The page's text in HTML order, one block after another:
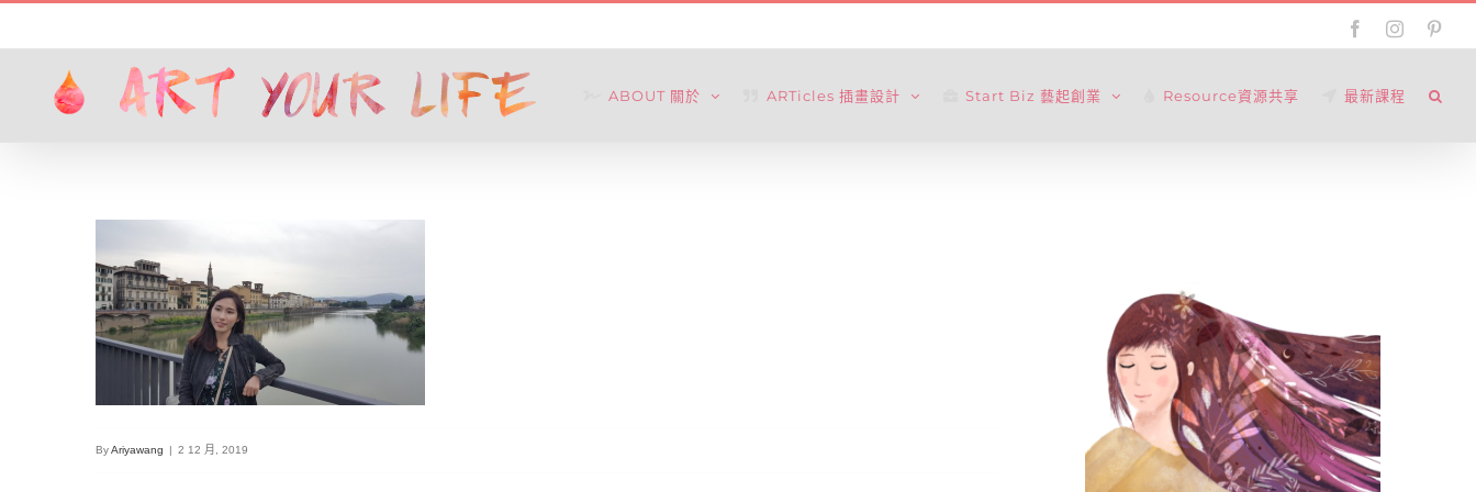
to
content
FacebookInstagram
ABOUT 關於 ARTicles 插畫設計 Start Biz 藝起創業 Resource資源共享 最新課程
ByAriyawang | 2 12 月, 2019